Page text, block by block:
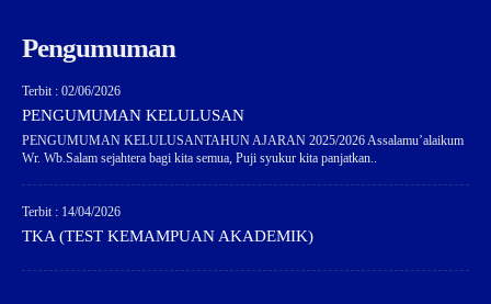
Pengumuman
Terbit : 02/06/2026
PENGUMUMAN KELULUSAN
PENGUMUMAN KELULUSANTAHUN AJARAN 2025/2026 Assalamu’alaikum
Wr. Wb.Salam sejahtera bagi kita semua, Puji syukur kita panjatkan..
Terbit : 14/04/2026
TKA (TEST KEMAMPUAN AKADEMIK)